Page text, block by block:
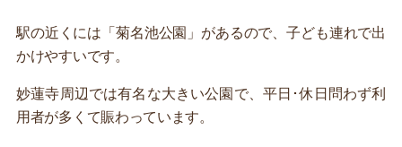
駅の近くには「菊名池公園」があるので、子ども連れで出
かけやすいです。
妙蓮寺周辺では有名な大きい公園で、平日･休日問わず利
用者が多くて賑わっています。